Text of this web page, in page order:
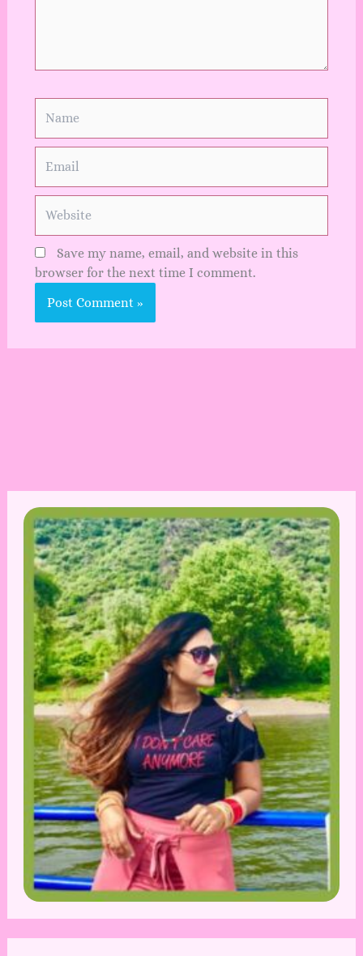
Save my name, email, and website in this
browser for the next time I comment.